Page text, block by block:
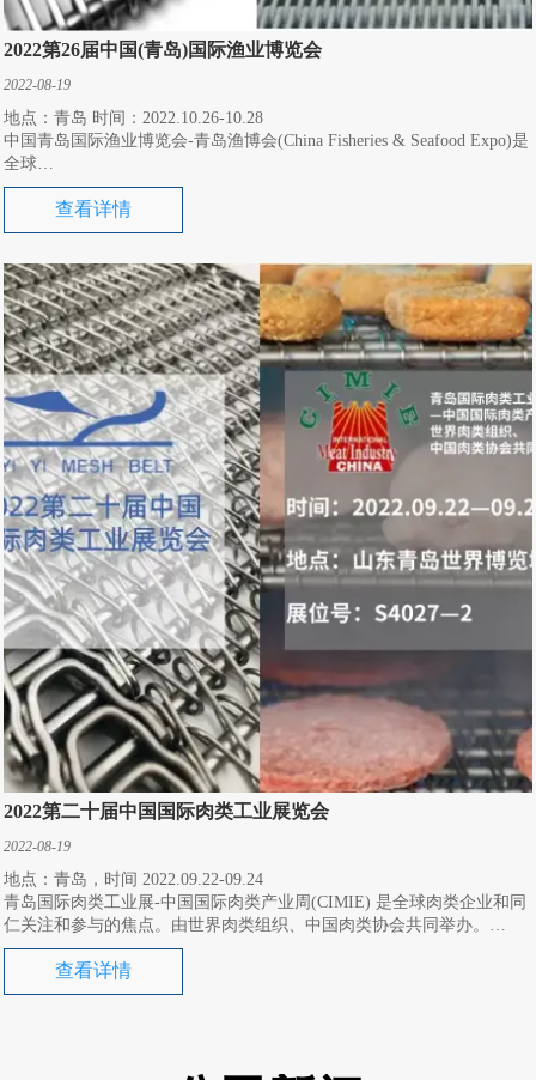
2022第26届中国(青岛)国际渔业博览会
2022-08-19
地点：青岛 时间：2022.10.26-10.28
中国青岛国际渔业博览会-青岛渔博会(China Fisheries & Seafood Expo)是
全球
最重要的渔业贸易展览会。汇集了全球的水产业生产商和购买商。直接
体现了中国作
为全球第一大水产品贸易国和最为活跃水产品市场的重要地位，吸引了
商和购买商来此寻找获益的商机，它促进和推动了全球水产贸易的发
展。
查看详情
2022第二十届中国国际肉类工业展览会
2022-08-19
地点：青岛，时间 2022.09.22-09.24
青岛国际肉类工业展-中国国际肉类产业周(CIMIE) 是全球肉类企业和同
仁关注和参与的焦点。由世界肉类组织、中国肉类协会共同举办。
展会汇集国内外猪、牛、羊、禽肉类产品、机械装备、食品配料、包装
物料、冷链物流等全产业链。
查看详情